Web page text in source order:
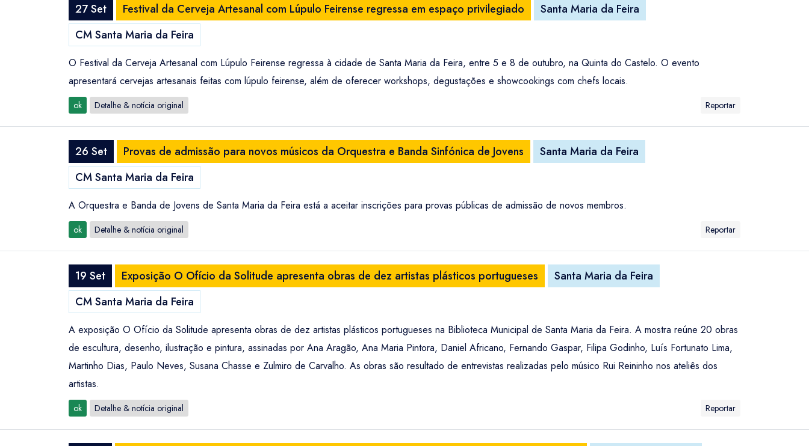
27 Set Festival da Cerveja Artesanal com Lúpulo Feirense regressa em espaço privilegiado
Santa Maria da Feira
CM Santa Maria da Feira
O Festival da Cerveja Artesanal com Lúpulo Feirense regressa à cidade de Santa Maria da Feira, entre 5 e 8 de outubro, na Quinta do Castelo. O evento
apresentará cervejas artesanais feitas com lúpulo feirense, além de oferecer workshops, degustações e showcookings com chefs locais.
ok Detalhe & notícia original Reportar
26 Set Provas de admissão para novos músicos da Orquestra e Banda Sinfónica de Jovens
Santa Maria da Feira
CM Santa Maria da Feira
A Orquestra e Banda de Jovens de Santa Maria da Feira está a aceitar inscrições para provas públicas de admissão de novos membros.
ok Detalhe & notícia original Reportar
19 Set Exposição O Ofício da Solitude apresenta obras de dez artistas plásticos portugueses
Santa Maria da Feira
CM Santa Maria da Feira
A exposição O Ofício da Solitude apresenta obras de dez artistas plásticos portugueses na Biblioteca Municipal de Santa Maria da Feira. A mostra reúne 20 obras
de escultura, desenho, ilustração e pintura, assinadas por Ana Aragão, Ana Maria Pintora, Daniel Africano, Fernando Gaspar, Filipa Godinho, Luís Fortunato Lima,
Martinho Dias, Paulo Neves, Susana Chasse e Zulmiro de Carvalho. As obras são resultado de entrevistas realizadas pelo músico Rui Reininho nos ateliês dos
artistas.
ok Detalhe & notícia original Reportar